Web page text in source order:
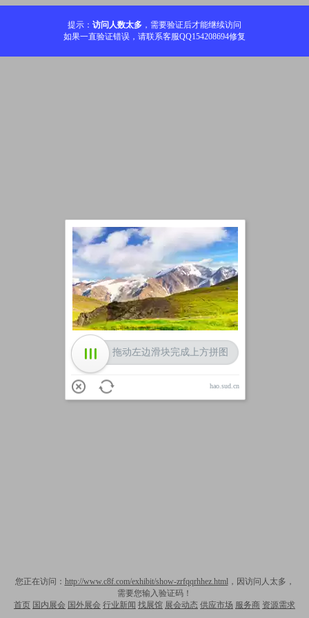
提示： 访问人数太多 ，需要验证后才能继续访问
如果一直验证错误，请联系客服QQ154208694修复
您正在访问： http://www.c8f.com/exhibit/show-zrfqqrhhez.html，因访问人太多，
需要您输入验证码！
首页 国内展会 国外展会 行业新闻 找展馆 展会动态 供应市场 服务商 资源需求
加载中
拖动左边滑块完成上方拼图
hao.sud.cn